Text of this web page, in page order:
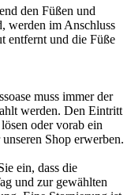
den Füßen und
werden im Anschluss
entfernt und die Füße
muss immer der
werden. Den Eintritt
oder vorab ein
Shop erwerben.
ein, dass die
und zur gewählten